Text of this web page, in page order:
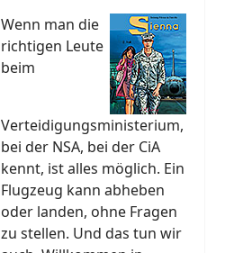
Wenn man die
richtigen Leute
beim
Verteidigungsministerium,
bei der NSA, bei der CiA
kennt, ist alles möglich. Ein
Flugzeug kann abheben
oder landen, ohne Fragen
zu stellen. Und das tun wir